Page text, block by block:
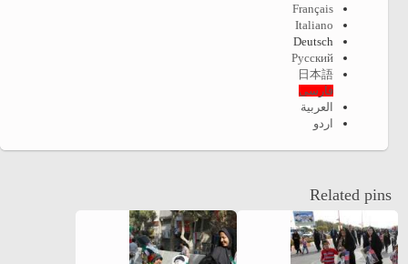
Français
Italiano
Deutsch
Русский
日本語
فارسی
العربية
اردو
Related pins